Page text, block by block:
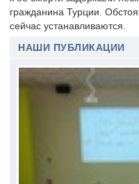
гражданина Турции.
сейчас устанавливаются.
НАШИ ПУБЛИКАЦИИ